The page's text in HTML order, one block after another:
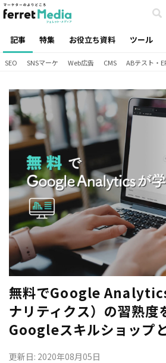
記事 特集 お役立ち資料 ツール
SEO SNSマーケ Web広告 CMS ABテスト・
無料でGoogle
ナリティクス）の習熟度
Googleスキルショップ
更新日: 2020年08月05日